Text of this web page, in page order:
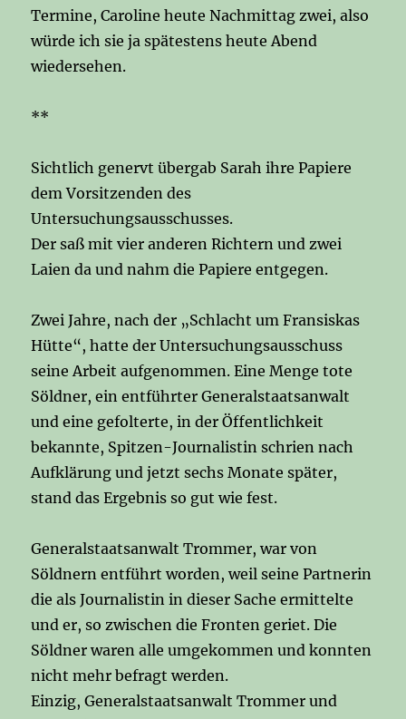
Termine, Caroline heute Nachmittag zwei, also
würde ich sie ja spätestens heute Abend
wiedersehen.
**
Sichtlich genervt übergab Sarah ihre Papiere
dem Vorsitzenden des
Untersuchungsausschusses.
Der saß mit vier anderen Richtern und zwei
Laien da und nahm die Papiere entgegen.
Zwei Jahre, nach der „Schlacht um Fransiskas
Hütte“, hatte der Untersuchungsausschuss
seine Arbeit aufgenommen. Eine Menge tote
Söldner, ein entführter Generalstaatsanwalt
und eine gefolterte, in der Öffentlichkeit
bekannte, Spitzen-Journalistin schrien nach
Aufklärung und jetzt sechs Monate später,
stand das Ergebnis so gut wie fest.
Generalstaatsanwalt Trommer, war von
Söldnern entführt worden, weil seine Partnerin
die als Journalistin in dieser Sache ermittelte
und er, so zwischen die Fronten geriet. Die
Söldner waren alle umgekommen und konnten
nicht mehr befragt werden.
Einzig, Generalstaatsanwalt Trommer und